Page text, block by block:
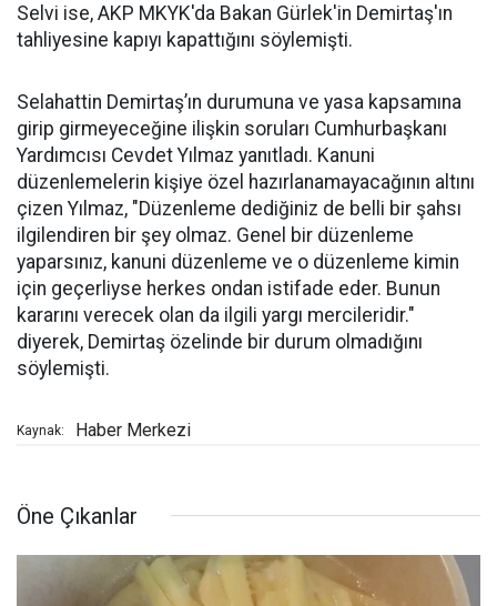
Selvi ise, AKP MKYK'da Bakan Gürlek'in Demirtaş'ın
tahliyesine kapıyı kapattığını söylemişti.
Selahattin Demirtaş’ın durumuna ve yasa kapsamına
girip girmeyeceğine ilişkin soruları Cumhurbaşkanı
Yardımcısı Cevdet Yılmaz yanıtladı. Kanuni
düzenlemelerin kişiye özel hazırlanamayacağının altını
çizen Yılmaz, "Düzenleme dediğiniz de belli bir şahsı
ilgilendiren bir şey olmaz. Genel bir düzenleme
yaparsınız, kanuni düzenleme ve o düzenleme kimin
için geçerliyse herkes ondan istifade eder. Bunun
kararını verecek olan da ilgili yargı mercileridir."
diyerek, Demirtaş özelinde bir durum olmadığını
söylemişti.
Kaynak: Haber Merkezi
Öne Çıkanlar